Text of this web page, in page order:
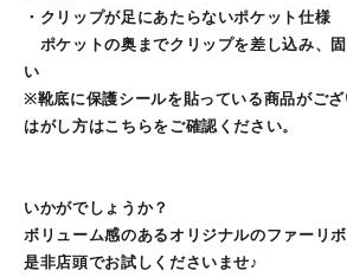
・クリップが足にあたらないポケット仕様
ポケットの奥までクリップを差し込み、
い
※靴底に保護シールを貼っている商品がご
はがし方はこちらをご確認ください。
いかがでしょうか？
ボリューム感のあるオリジナルのファーリ
是非店頭でお試しくださいませ♪